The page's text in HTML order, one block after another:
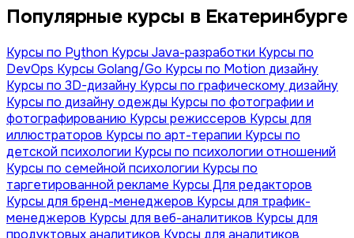
Популярные курсы в Екатеринбурге
Курсы по Python Курсы Java-разработки Курсы по
DevOps Курсы Golang/Go Курсы по Motion дизайну
Курсы по 3D-дизайну Курсы по графическому дизайну
Курсы по дизайну одежды Курсы по фотографии и
фотографированию Курсы режиссеров Курсы для
иллюстраторов Курсы по арт-терапии Курсы по
детской психологии Курсы по психологии отношений
Курсы по семейной психологии Курсы по
таргетированной рекламе Курсы Для редакторов
Курсы для бренд-менеджеров Курсы для трафик-
менеджеров Курсы для веб-аналитиков Курсы для
продуктовых аналитиков Курсы для аналитиков